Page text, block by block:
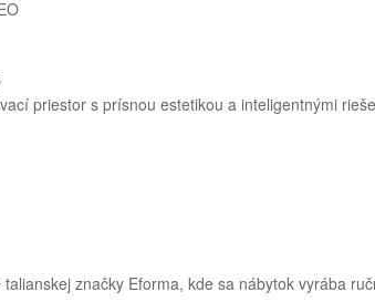
priestor s prísnou estetikou a inteligentnými
značky Eforma, kde sa nábytok vyrába